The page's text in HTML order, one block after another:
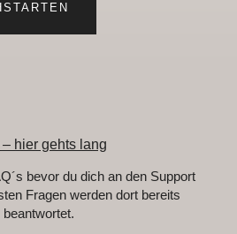
– hier gehts lang
bevor du dich an den Support
Fragen werden dort bereits
beantwortet.